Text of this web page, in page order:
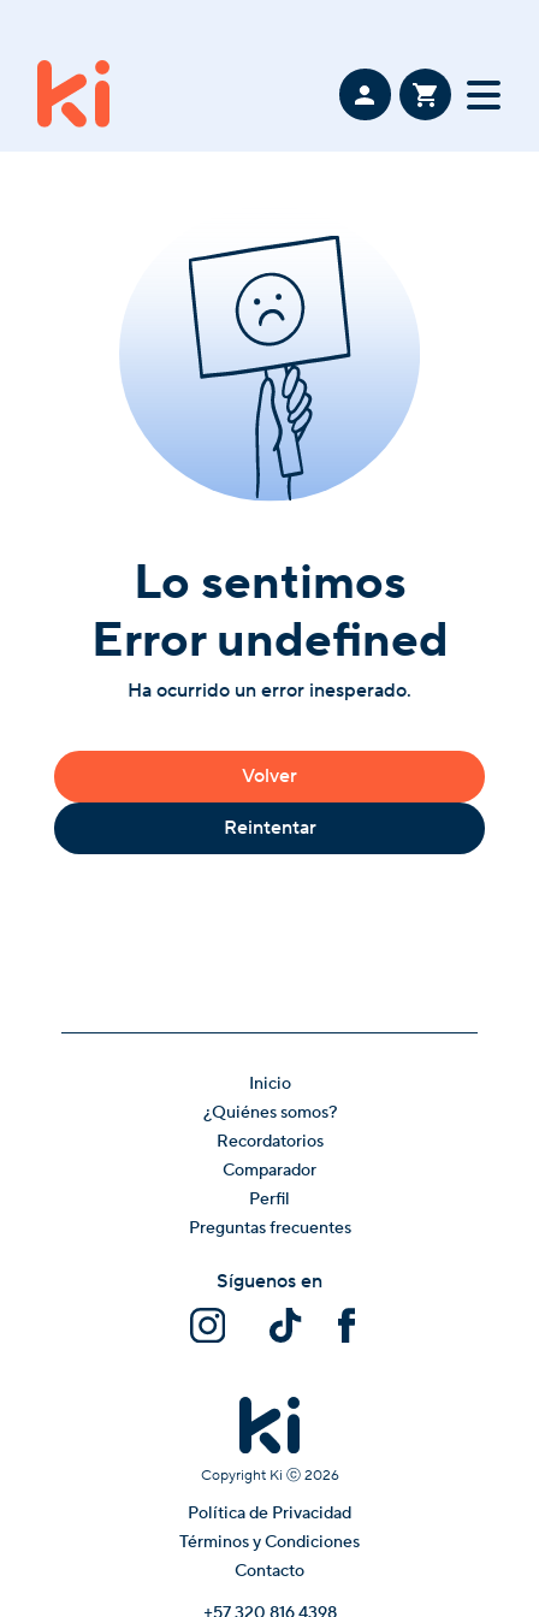
Lo sentimos
Error undefined
Ha ocurrido un error inesperado.
Volver
Reintentar
Inicio
¿Quiénes somos?
Recordatorios
Comparador
Perfil
Preguntas frecuentes
Copyright Ki ⓒ 2026
Política de Privacidad
Términos y Condiciones
Contacto
Síguenos en